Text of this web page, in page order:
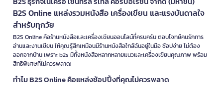
B2S Online แหล่งรวมหนังสือ เครื่องเขียน และแรงบันดาลใจ
สำหรับทุกวัย
B2S Online คือร้านหนังสือและเครื่องเขียนออนไลน์ที่ครบครัน ตอบโจทย์คนรักการ
อ่านและงานเขียน ให้คุณรู้สึกเหมือนมีร้านหนังสือใกล้ฉันอยู่ในมือ ช้อปง่าย ไม่ต้อง
ออกจากบ้าน เพราะ b2s มีทั้งหนังสือหลากหลายแนวและเครื่องเขียนคุณภาพ พร้อม
สิทธิพิเศษที่ไม่ควรพลาด!
ทำไม B2S Online คือแหล่งช้อปปิ้งที่คุณไม่ควรพลาด